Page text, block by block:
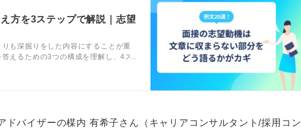
方を3ステップで解説｜志望
も深掘りをした内容にすることが重
えるための3つの構成を理解し、4ス
えましょう。回答例文や伝え方のコ
ドバイザーの楳内 有希子さん（キャリアコンサルタント/採用コン